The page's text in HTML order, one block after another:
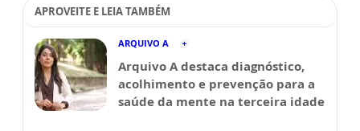
APROVEITE E LEIA TAMBÉM
ARQUIVO A
Arquivo A destaca diagnóstico,
acolhimento e prevenção para a
saúde da mente na terceira idade